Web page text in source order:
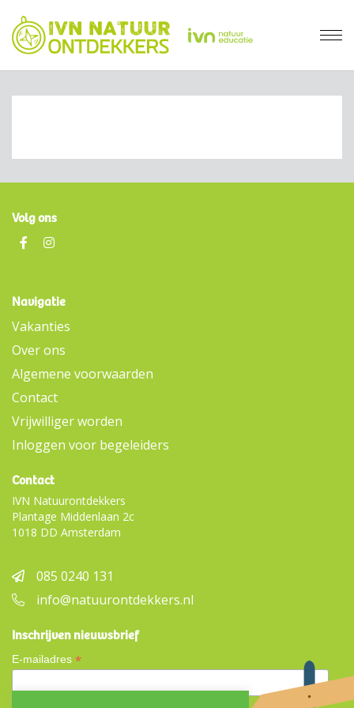
Volg ons
Navigatie
Vakanties
Over ons
Algemene voorwaarden
Contact
Vrijwilliger worden
Inloggen voor begeleiders
Contact
IVN Natuurontdekkers
Plantage Middenlaan 2c
1018 DD Amsterdam
085 0240 131
info@natuurontdekkers.nl
Inschrijven nieuwsbrief
E-mailadres *